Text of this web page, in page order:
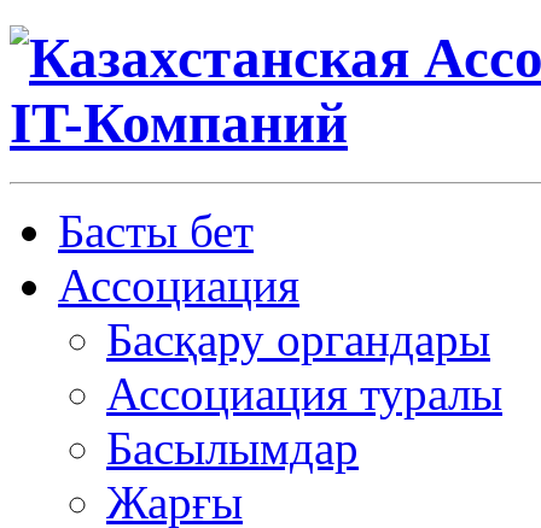
Басты бет
Ассоциация
Басқару органдары
Ассоциация туралы
Басылымдар
Жарғы